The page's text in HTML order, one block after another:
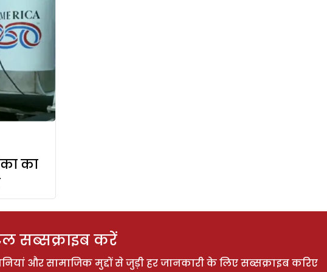
का
सब्सक्राइब करें
और सामाजिक मुद्दों से जुड़ी हर जानकारी के लिए सब्सक्राइब करिए